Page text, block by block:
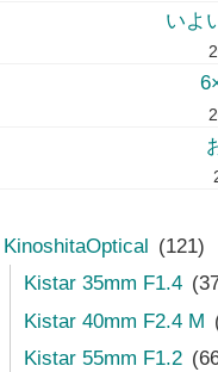
いよ
KinoshitaOptical (121)
Kistar 35mm F1.4
Kistar 40mm F2.4 M
Kistar 55mm F1.2